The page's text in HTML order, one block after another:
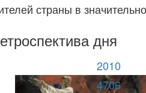
страны в
дня
2010
4706